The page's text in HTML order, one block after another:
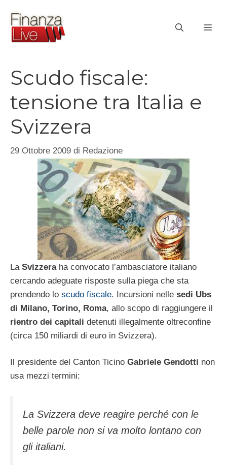
contenuto
Scudo fiscale:
tensione tra Italia e
Svizzera
29 Ottobre 2009 di Redazione
La Svizzeraha convocato l’ambasciatore italiano
cercando adeguate risposte sulla piega che sta
prendendo lo scudo fiscale. Incursioni nelle sedi Ubs
di Milano, Torino, Roma, allo scopo di raggiungere il
rientro dei capitali detenuti illegalmente oltreconfine
(circa 150 miliardi di euro in Svizzera).
Il presidente del Canton Ticino Gabriele Gendotti non
usa mezzi termini:
La Svizzera deve reagire perché con le
belle parole non si va molto lontano con
gli italiani.